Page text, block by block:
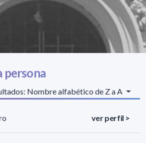
persona
Nombre alfabético de Z a A
ver perfil >